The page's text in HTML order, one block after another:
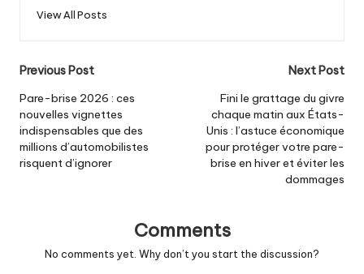
View All Posts
Post
navigation
Previous Post
Pare-brise 2026 : ces
nouvelles vignettes
indispensables que des
millions d’automobilistes
risquent d’ignorer
Next Post
Fini le grattage du givre
chaque matin aux États-
Unis : l’astuce économique
pour protéger votre pare-
brise en hiver et éviter les
dommages
Comments
No comments yet. Why don’t you start the discussion?